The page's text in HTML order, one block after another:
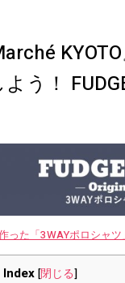
う！
った「3WAYポロシャツ
Index [閉じる]